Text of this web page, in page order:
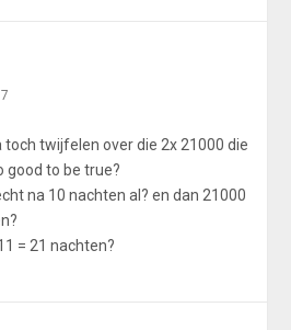
toch twijfelen over die 2x 21000 die
good to be true?
na 10 nachten al? en dan 21000
= 21 nachten?